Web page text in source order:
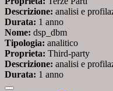
Descrizione: analisi e
Durata: 1 anno
Nome: dsp_dbm
Tipologia: analitico
Proprieta: Third-party
Descrizione: analisi e
Durata: 1 anno